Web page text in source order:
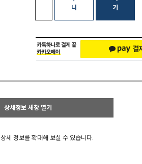
니
기
상세정보 새창 열기
상세 정보를 확대해 보실 수 있습니다.